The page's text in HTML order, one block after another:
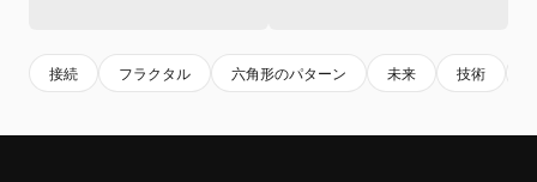
接続 フラクタル 六角形のパターン 未来 技術